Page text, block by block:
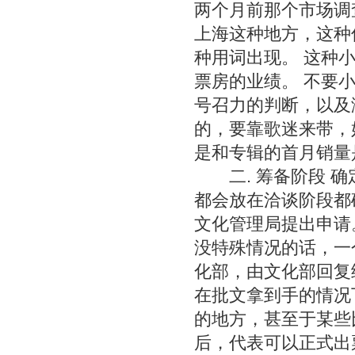
两个月前那个市场
上海这种地方，这
种用词出现。 这种
票房的业绩。 不要
号召力的判断，以
的，要靠歌迷来带
是和专辑的首月销
二. 筹备阶段 确定
都会放在洽谈阶段
文化管理局提出申
没特殊情况的话，
化部，由文化部回
在批文拿到手的情
的地方，甚至于某
后，代表可以正式